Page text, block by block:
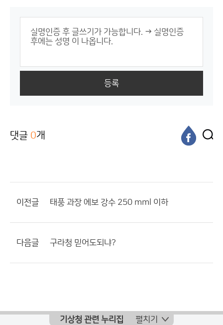
등록
댓글 0개
이전글 태풍 과장 에보 강수 250 mml 이하
다음글 구라청 믿어도되냐?
기상청 관련 누리집 펼치기